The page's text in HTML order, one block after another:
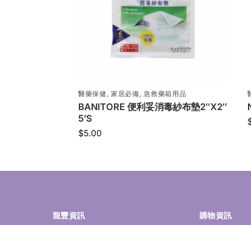
醫藥保健 ,家居必備,急救藥箱用品
BANITORE 便利妥消毒紗布墊2″X2″
5’S
$5.00
龍豐資訊 購物資訊